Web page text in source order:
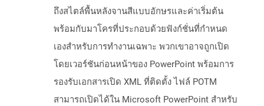
ถึงสไตล์พื้นหลังจานสีแบบอักษรและค่าเริ่มต้น
พร้อมกับมาโครที่ประกอบด้วยฟังก์ชั่นที่กำหนด
เองสำหรับการทำงานเฉพาะ พวกเขาอาจถูกเปิด
โดยเวอร์ชันก่อนหน้าของ PowerPoint พร้อมการ
รองรับเอกสารเปิด XML ที่ติดตั้ง ไฟล์ POTM
สามารถเปิดได้ใน Microsoft PowerPoint สำหรับ